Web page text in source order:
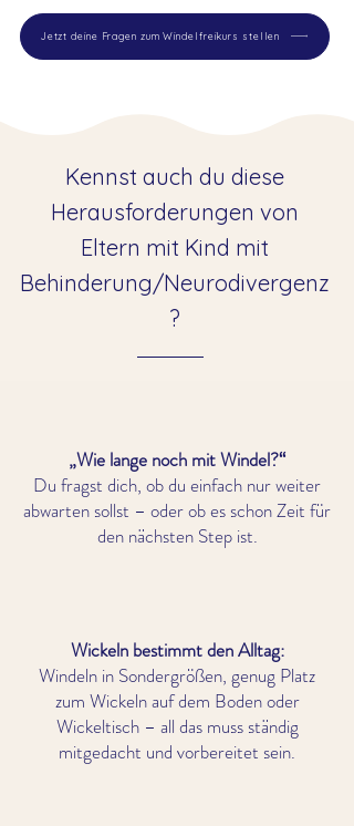
Jetzt deine Fragen zum Windelfreikurs stellen
Kennst auch du diese
Herausforderungen von
Eltern mit Kind mit
Behinderung/Neurodivergenz
?
„Wie lange noch mit Windel?“
Du fragst dich, ob du einfach nur weiter
abwarten sollst – oder ob es schon Zeit für
den nächsten Step ist.
Wickeln bestimmt den Alltag:
Windeln in Sondergrößen, genug Platz
zum Wickeln auf dem Boden oder
Wickeltisch – all das muss ständig
mitgedacht und vorbereitet sein.